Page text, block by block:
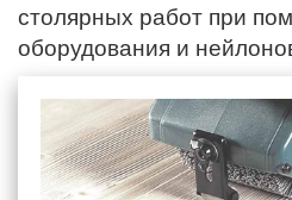
столярных работ при
оборудования и